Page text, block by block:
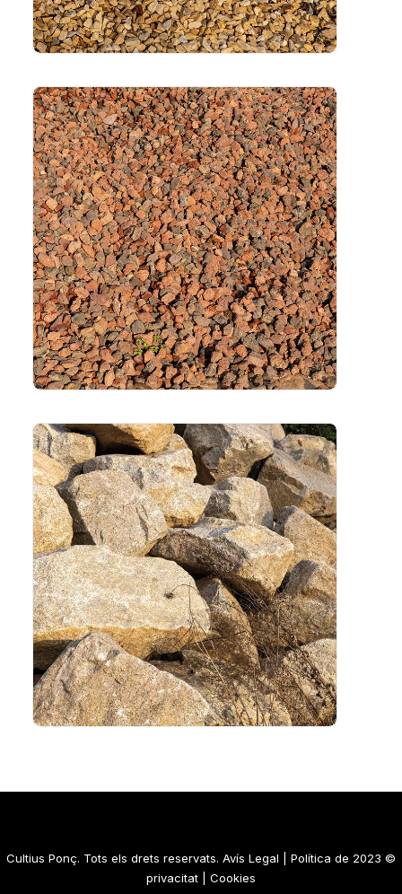
© 2023 Cultius Ponç. Tots els drets reservats.
Avís Legal
Política de
privacitat
Cookies